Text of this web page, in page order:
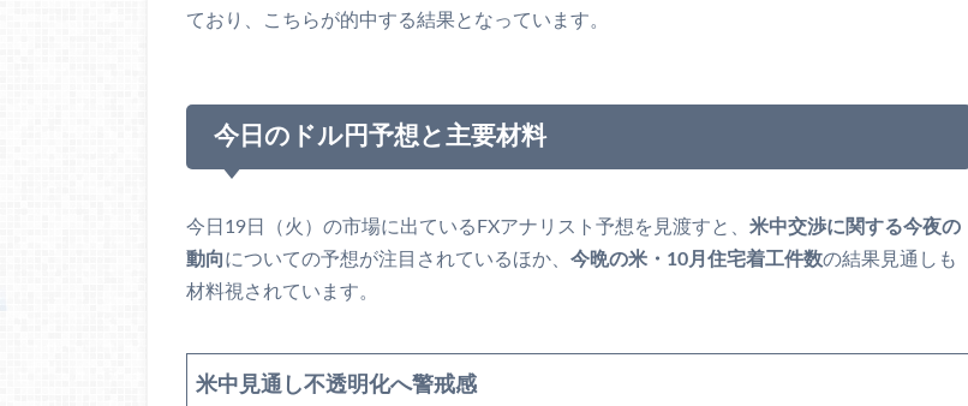
ており、こちらが的中する結果となっています。
今日のドル円予想と主要材料
今日19日（火）の市場に出ているFXアナリスト予想を見渡すと、 米中交渉に関する今夜の
動向についての予想が注目されているほか、 今晩の米・10月住宅着工件数の結果見通しも
材料視されています。
米中見通し不透明化へ警戒感